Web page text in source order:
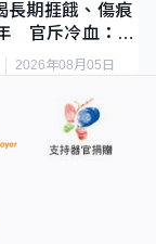
長期捱餓、傷痕
官斥冷血：同
2026年08月05日